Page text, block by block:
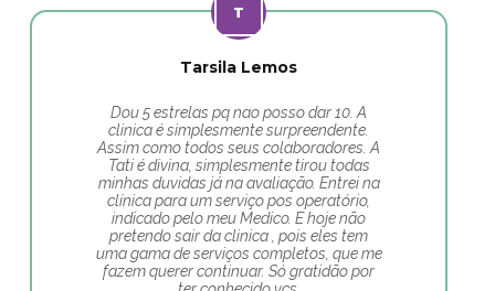
Tarsila Lemos
Dou 5 estrelas pq nao posso dar 10. A
clinica é simplesmente surpreendente.
Assim como todos seus colaboradores. A
Tati é divina, simplesmente tirou todas
minhas duvidas já na avaliação. Entrei na
clínica para um serviço pos operatório,
indicado pelo meu Medico. E hoje não
pretendo sair da clinica , pois eles tem
uma gama de serviços completos, que me
fazem querer continuar. Só gratidão por